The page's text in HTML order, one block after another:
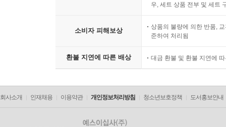
우, 세트 상품 전부 및 세트
소비자 피해보상
상품의 불량에 의한 반품,
준하여 처리됨
환불 지연에 따른 배상 대금 환불 및 환불 지연에
회사소개 인재채용 이용약관 개인정보처리방침 청소년보호정책 도서홍보안내